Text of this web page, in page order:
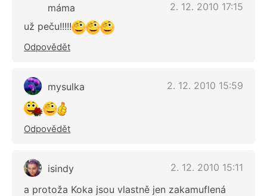
máma
2. 12. 2010 17:15
už peču!!!!!
Odpovědět
mysulka 2. 12. 2010 15:59
Odpovědět
isindy
2. 12. 2010 15:11
a protoža Koka jsou vlastně jen zakamuflená